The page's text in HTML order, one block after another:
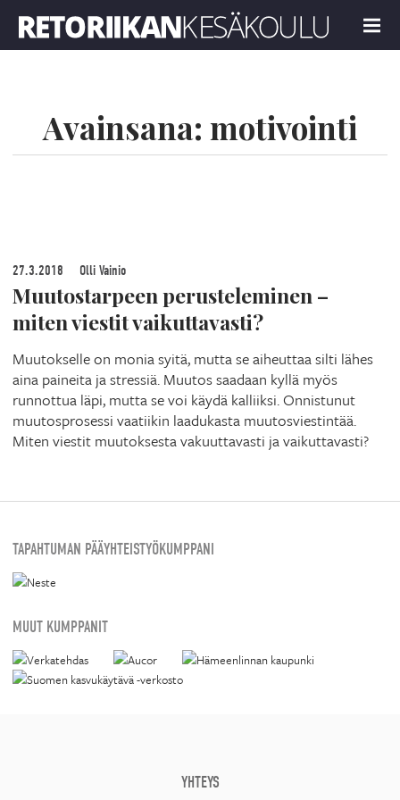
MENU
Avainsana: motivointi
27.3.2018 Olli Vainio
Muutostarpeen perusteleminen –
miten viestit vaikuttavasti?
Muutokselle on monia syitä, mutta se aiheuttaa silti lähes
aina paineita ja stressiä. Muutos saadaan kyllä myös
runnottua läpi, mutta se voi käydä kalliiksi. Onnistunut
muutosprosessi vaatiikin laadukasta muutosviestintää.
Miten viestit muutoksesta vakuuttavasti ja vaikuttavasti?
TAPAHTUMAN PÄÄYHTEISTYÖKUMPPANI
MUUT KUMPPANIT
YHTEYS